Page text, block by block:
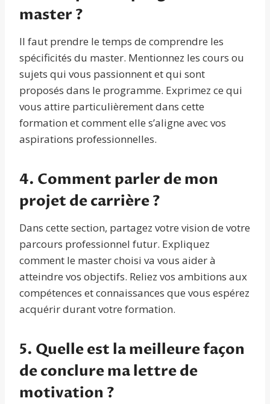
master ?
Il faut prendre le temps de comprendre les
spécificités du master. Mentionnez les cours ou
sujets qui vous passionnent et qui sont
proposés dans le programme. Exprimez ce qui
vous attire particulièrement dans cette
formation et comment elle s’aligne avec vos
aspirations professionnelles.
4. Comment parler de mon
projet de carrière ?
Dans cette section, partagez votre vision de votre
parcours professionnel futur. Expliquez
comment le master choisi va vous aider à
atteindre vos objectifs. Reliez vos ambitions aux
compétences et connaissances que vous espérez
acquérir durant votre formation.
5. Quelle est la meilleure façon
de conclure ma lettre de
motivation ?